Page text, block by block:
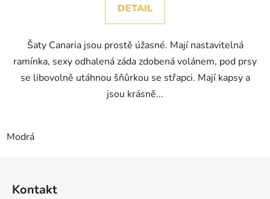
DETAIL
Šaty Canaria jsou prostě úžasné. Mají nastavitelná
ramínka, sexy odhalená záda zdobená volánem, pod prsy
se libovolně utáhnou šňůrkou se střapci. Mají kapsy a
jsou krásně...
Modrá
Kontakt